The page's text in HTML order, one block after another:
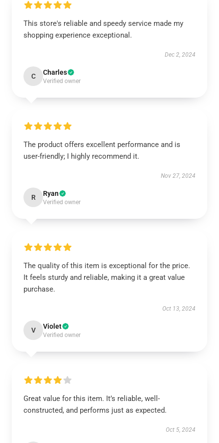
This store's reliable and speedy service made my
shopping experience exceptional.
Dec 2, 2024
C Charles
Verified owner
The product offers excellent performance and is
user-friendly; I highly recommend it.
Nov 27, 2024
R Ryan
Verified owner
The quality of this item is exceptional for the price.
It feels sturdy and reliable, making it a great value
purchase.
Oct 13, 2024
V Violet
Verified owner
Great value for this item. It’s reliable, well-
constructed, and performs just as expected.
Oct 5, 2024